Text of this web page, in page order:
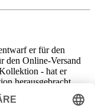
er für den
den Online-Versand
- hat er
herausgebracht.
sehr engagiert:
Glööckler